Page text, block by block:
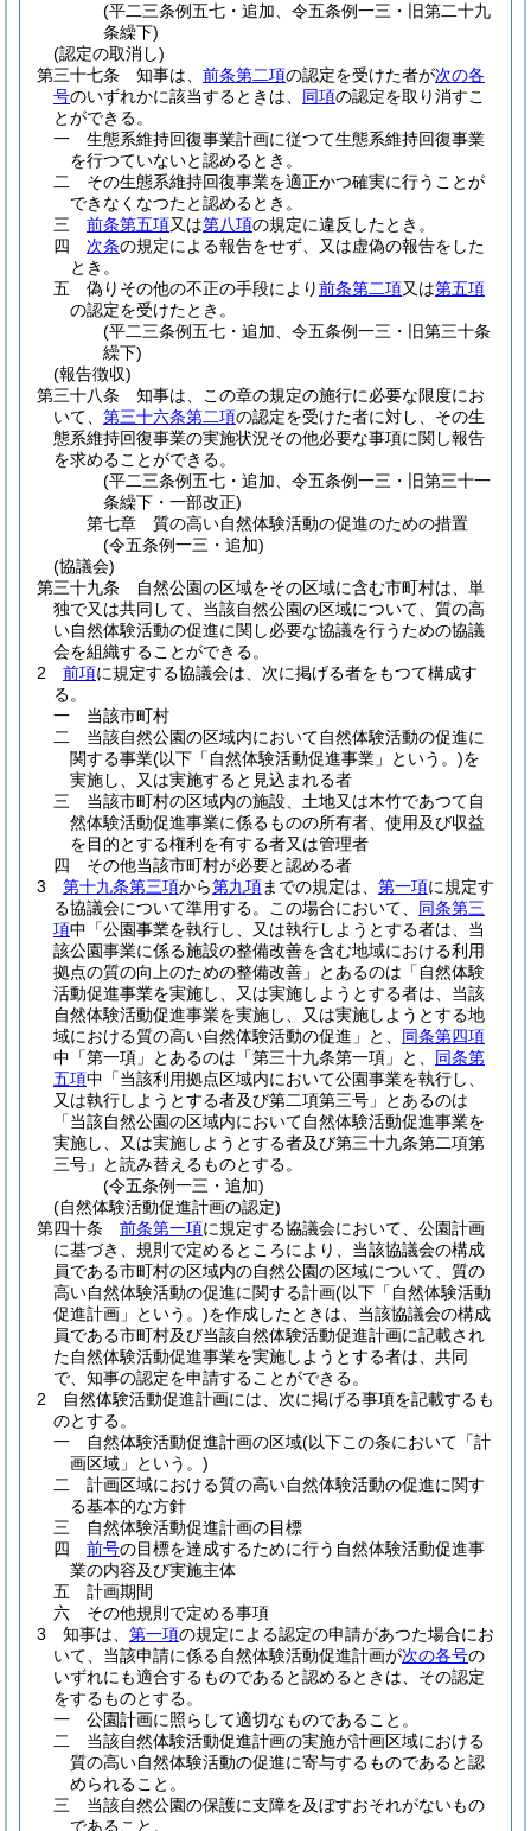
(平二三条例五七・追加、令五条例一三・旧第二十九
条繰下)
(認定の取消し)
第三十七条
知事は、 前条第二項の認定を受けた者が次の各
号のいずれかに該当するときは、 同項の認定を取り消すこ
とができる。
一
生態系維持回復事業計画に従つて生態系維持回復事業
を行つていないと認めるとき。
二
その生態系維持回復事業を適正かつ確実に行うことが
できなくなつたと認めるとき。
三
前条第五項又は第八項の規定に違反したとき。
四
次条の規定による報告をせず、又は虚偽の報告をした
とき。
五
偽りその他の不正の手段により前条第二項又は第五項
の認定を受けたとき。
(平二三条例五七・追加、令五条例一三・旧第三十条
繰下)
(報告徴収)
第三十八条
知事は、この章の規定の施行に必要な限度にお
いて、 第三十六条第二項の認定を受けた者に対し、その生
態系維持回復事業の実施状況その他必要な事項に関し報告
を求めることができる。
(平二三条例五七・追加、令五条例一三・旧第三十一
条繰下・一部改正)
第七章
質の高い自然体験活動の促進のための措置
(令五条例一三・追加)
(協議会)
第三十九条
自然公園の区域をその区域に含む市町村は、単
独で又は共同して、当該自然公園の区域について、質の高
い自然体験活動の促進に関し必要な協議を行うための協議
会を組織することができる。
2
前項に規定する協議会は、次に掲げる者をもつて構成す
る。
一
当該市町村
二
当該自然公園の区域内において自然体験活動の促進に
関する事業(以下「自然体験活動促進事業」という。)を
実施し、又は実施すると見込まれる者
三
当該市町村の区域内の施設、土地又は木竹であつて自
然体験活動促進事業に係るものの所有者、使用及び収益
を目的とする権利を有する者又は管理者
四
その他当該市町村が必要と認める者
3
第十九条第三項から第九項までの規定は、 第一項に規定す
る協議会について準用する。
この場合において、 同条第三
項中「公園事業を執行し、又は執行しようとする者は、当
該公園事業に係る施設の整備改善を含む地域における利用
拠点の質の向上のための整備改善」とあるのは「自然体験
活動促進事業を実施し、又は実施しようとする者は、当該
自然体験活動促進事業を実施し、又は実施しようとする地
域における質の高い自然体験活動の促進」と、 同条第四項
中「第一項」とあるのは「第三十九条第一項」と、 同条第
五項中「当該利用拠点区域内において公園事業を執行し、
又は執行しようとする者及び第二項第三号」とあるのは
「当該自然公園の区域内において自然体験活動促進事業を
実施し、又は実施しようとする者及び第三十九条第二項第
三号」と読み替えるものとする。
(令五条例一三・追加)
(自然体験活動促進計画の認定)
第四十条
前条第一項に規定する協議会において、公園計画
に基づき、規則で定めるところにより、当該協議会の構成
員である市町村の区域内の自然公園の区域について、質の
高い自然体験活動の促進に関する計画(以下「自然体験活動
促進計画」という。)を作成したときは、当該協議会の構成
員である市町村及び当該自然体験活動促進計画に記載され
た自然体験活動促進事業を実施しようとする者は、共同
で、知事の認定を申請することができる。
2
自然体験活動促進計画には、次に掲げる事項を記載するも
のとする。
一
自然体験活動促進計画の区域(以下この条において「計
画区域」という。)
二
計画区域における質の高い自然体験活動の促進に関す
る基本的な方針
三
自然体験活動促進計画の目標
四
前号の目標を達成するために行う自然体験活動促進事
業の内容及び実施主体
五
計画期間
六
その他規則で定める事項
3
知事は、 第一項の規定による認定の申請があつた場合にお
いて、当該申請に係る自然体験活動促進計画が次の各号の
いずれにも適合するものであると認めるときは、その認定
をするものとする。
一
公園計画に照らして適切なものであること。
二
当該自然体験活動促進計画の実施が計画区域における
質の高い自然体験活動の促進に寄与するものであると認
められること。
三
当該自然公園の保護に支障を及ぼすおそれがないもの
であること。